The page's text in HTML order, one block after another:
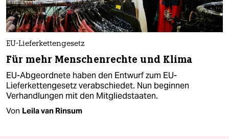
EU-Lieferkettengesetz
Für mehr Menschenrechte und Klima
EU-Abgeordnete haben den Entwurf zum EU-
Lieferkettengesetz verabschiedet. Nun beginnen
Verhandlungen mit den Mitgliedstaaten.
Von Leila van Rinsum